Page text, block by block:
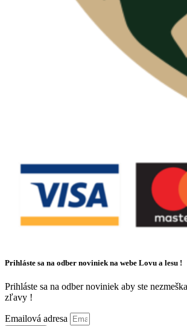
Prihláste sa na odber noviniek na webe Lovu a lesu !
Prihláste sa na odber noviniek aby ste
zľavy !
Emailová adresa